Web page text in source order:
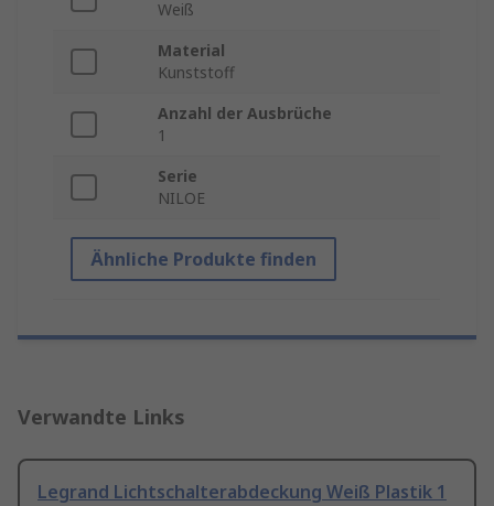
Weiß
Material
Kunststoff
Anzahl der Ausbrüche
1
Serie
NILOE
Ähnliche Produkte finden
Verwandte Links
Legrand Lichtschalterabdeckung Weiß Plastik 1